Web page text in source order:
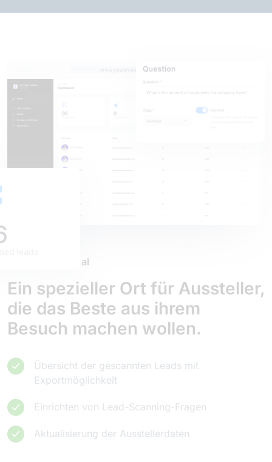
www.youreventurl.com/event
Aussteller Portal
Ein spezieller Ort für Aussteller,
die das Beste aus ihrem
Besuch machen wollen.
Übersicht der gescannten Leads mit
Exportmöglichkeit
Einrichten von Lead-Scanning-Fragen
Aktualisierung der Ausstellerdaten